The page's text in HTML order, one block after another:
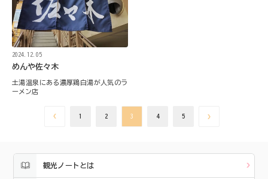
2024.12.05
めんや佐々木
土湯温泉にある濃厚鶏白湯が人気のラ
ーメン店
1 2 3 4 5
観光ノートとは